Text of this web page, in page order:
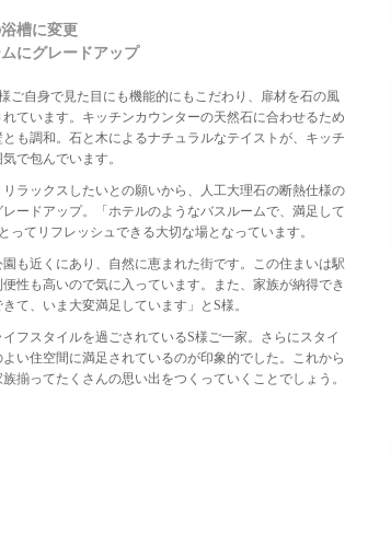
槽に変更
にグレードアップ
ご自身で見た目にも機能的にもこだわり、扉材を石の風
ています。キッチンカウンターの天然石に合わせるため
も調和。石と木によるナチュラルなテイストが、キッチ
で包んでいます。
ラックスしたいとの願いから、人工大理石の断熱仕様の
ードアップ。「ホテルのようなバスルームで、満足して
ってリフレッシュできる大切な場となっています。
園も近くにあり、自然に恵まれた街です。この住まいは駅
性も高いので気に入っています。また、家族が納得でき
て、いま大変満足しています」とS様。
フスタイルを過ごされているS様ご一家。さらにスタイ
い住空間に満足されているのが印象的でした。これから
揃ってたくさんの思い出をつくっていくことでしょう。